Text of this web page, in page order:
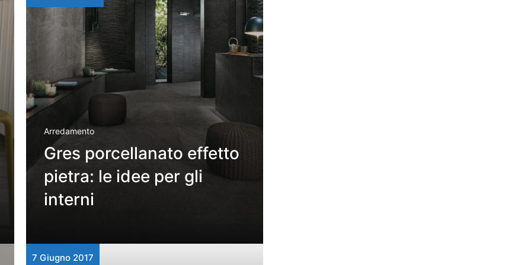
Arredamento
Gres porcellanato effetto
pietra: le idee per gli
interni
7 Giugno 2017